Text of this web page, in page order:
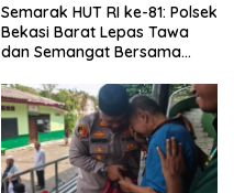
Semarak HUT RI ke-81: Polsek
Bekasi Barat Lepas Tawa
dan Semangat Bersama